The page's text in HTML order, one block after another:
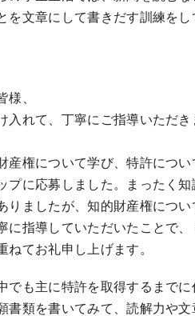
を文章にして書きだす訓練を
、
れて、丁寧にご指導いただき
権について学び、特許につい
プに応募しました。まったく
りましたが、知的財産権につい
に指導していただいたことで
ねてお礼申し上げます。
も主に特許を取得するまでに
書類を書いてみて、読解力や